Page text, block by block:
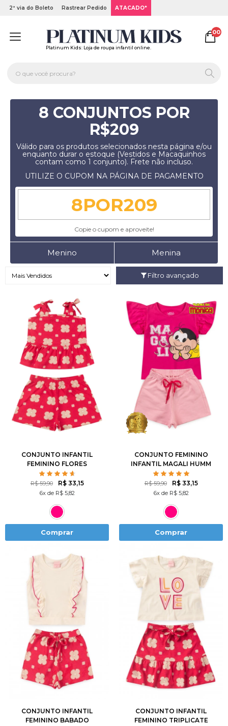
2ª via do Boleto Rastrear Pedido ATACADO*
Platinum Kids: Loja de roupa infantil online.
00
8 CONJUNTOS POR
R$209
Válido para os produtos selecionados nesta página e/ou
enquanto durar o estoque (Vestidos e Macaquinhos
contam como 1 conjunto). Frete não incluso.
UTILIZE O CUPOM NA PÁGINA DE PAGAMENTO
Copie o cupom e aproveite!
Menino Menina
Filtro avançado
2 3 8
CONJUNTO INFANTIL
FEMININO FLORES
ROTATIVAS
R$ 59,90 R$ 33,15
6x de R$ 5,82
Comprar
1 6
CONJUNTO FEMININO
INFANTIL MAGALI HUMM
AMO MELANCIA- TURMA
DA MÔNICA
R$ 59,90 R$ 33,15
6x de R$ 5,82
Comprar
3 4 6 8
CONJUNTO INFANTIL
FEMININO BABADO
1 3 4 6
8 10 12
CONJUNTO INFANTIL
FEMININO TRIPLICATE